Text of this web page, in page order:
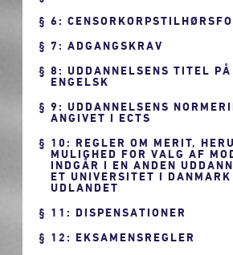
6:
7: ADGANGSKRAV
8: UDDANNELSENS TITEL PÅ
ENGELSK
9: UDDANNELSENS
ANGIVET I ECTS
10: REGLER OM MERIT,
MULIGHED FOR VALG AF
INDGÅR I EN ANDEN
ET UNIVERSITET I
UDLANDET
11: DISPENSATIONER
12: EKSAMENSREGLER